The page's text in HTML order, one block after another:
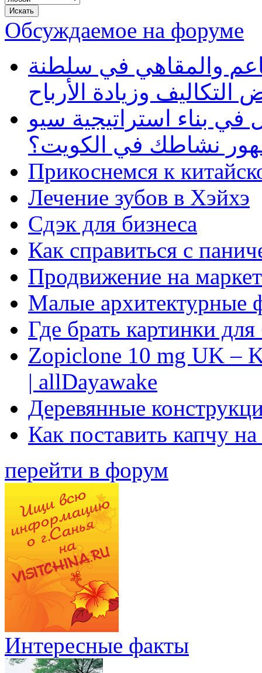
Обсуждаемое на форуме
والمقاهي في سلطنة
وزيادة الأرباح
بناء استراتيجية سيو
نشاطك في الكويت؟
Прикоснемся к
Лечение зубов в Хэйхэ
Сдэк для бизнеса
Как справиться с
Продвижение на
Малые архитектурные
Где брать картинки
Zopiclone 10 mg UK –
| allDayawake
Деревянные
Как поставить капчу
перейти в форум
Интересные факты